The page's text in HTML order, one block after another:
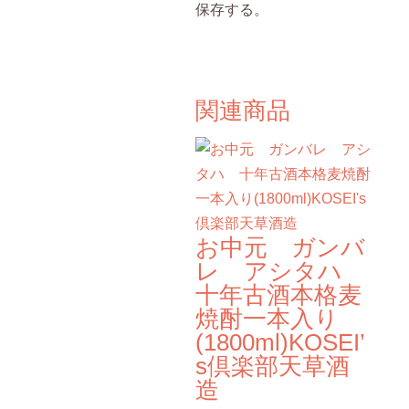
保存する。
関連商品
お中元 ガンバ
レ アシタハ
十年古酒本格麦
焼酎一本入り
(1800ml)KOSEI’
s倶楽部天草酒
造